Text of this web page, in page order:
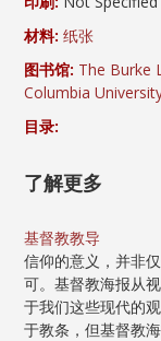
材料: 纸张
图书馆: The Burke
Columbia
目录:
了解更多
基督教教导
信仰的意义，并非
可。基督教海报从
于我们这些现代的
于教条，但基督教